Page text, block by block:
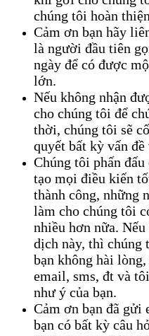
chúng tôi hoàn
Cảm ơn bạn hãy
là người đầu tiên
ngày để có được
lớn.
Nếu không nhận
cho chúng tôi để
thời, chúng tôi sẽ
quyết bất kỳ vấn đề
Chúng tôi phấn
tạo mọi điều kiến
thành công, những
làm cho chúng tôi
nhiều hơn nữa.
dịch này, thì chúng
bạn không hài
email, sms, đt và
như ý của bạn.
Cảm ơn bạn đã gửi
bạn có bất kỳ câu